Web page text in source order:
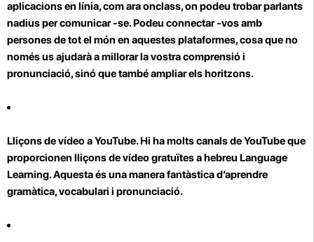
aplicacions en línia, com ara onclass, on podeu trobar parlants
nadius per comunicar -se. Podeu connectar -vos amb
persones de tot el món en aquestes plataformes, cosa que no
només us ajudarà a millorar la vostra comprensió i
pronunciació, sinó que també ampliar els horitzons.
Lliçons de vídeo a YouTube.Hi ha molts canals de YouTube que
proporcionen lliçons de vídeo gratuïtes a hebreu Language
Learning. Aquesta és una manera fantàstica d’aprendre
gramàtica, vocabulari i pronunciació.